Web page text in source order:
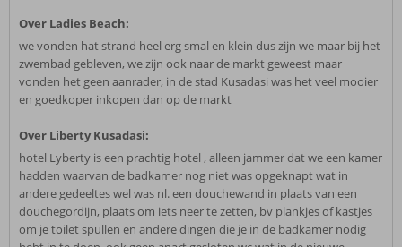
Over Ladies Beach:
we vonden hat strand heel erg smal en klein dus zijn we maar bij het
zwembad gebleven, we zijn ook naar de markt geweest maar
vonden het geen aanrader, in de stad Kusadasi was het veel mooier
en goedkoper inkopen dan op de markt
Over Liberty Kusadasi:
hotel Lyberty is een prachtig hotel , alleen jammer dat we een kamer
hadden waarvan de badkamer nog niet was opgeknapt wat in
andere gedeeltes wel was nl. een douchewand in plaats van een
douchegordijn, plaats om iets neer te zetten, bv plankjes of kastjes
om je toilet spullen en andere dingen die je in de badkamer nodig